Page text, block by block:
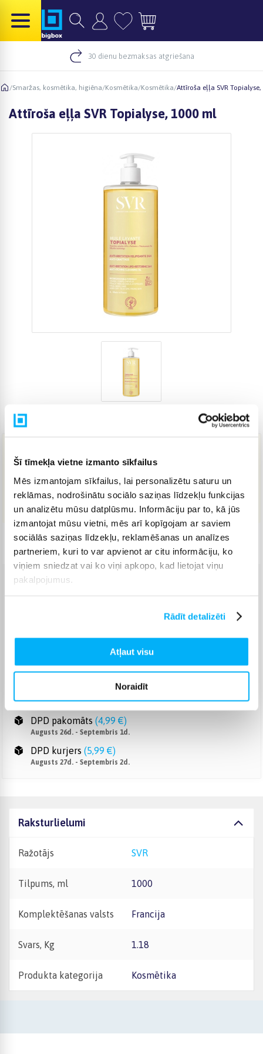
Šī tīmekļa vietne izmanto sīkfailus
Mēs izmantojam sīkfailus, lai personalizētu saturu un
reklāmas, nodrošinātu sociālo saziņas līdzekļu funkcijas
un analizētu mūsu datplūsmu. Informāciju par to, kā jūs
izmantojat mūsu vietni, mēs arī kopīgojam ar saviem
sociālās saziņas līdzekļu, reklamēšanas un analīzes
partneriem, kuri to var apvienot ar citu informāciju, ko
viņiem sniedzat vai ko viņi apkopo, kad lietojat viņu
pakalpojumus.
Rādīt detalizēti
Atļaut visu
Noraidīt
30 dienu bezmaksas atgriešana
/Smaržas, kosmētika, higiēna/Kosmētika/Kosmētika/Attīroša eļļa SVR Topialyse,
Attīroša eļļa SVR Topialyse, 1000 ml
Preces kods 3838454
18,41 €
IELIKT GROZĀ
Piegāde: 14-18 d.d.
3,99 €
Augusts 26d. - Septembris 1d.
Smartposti pakomāts (2,99 €
Augusts 26d. - Septembris 1d.
DPD pakomāts (4,99 €)
Augusts 26d. - Septembris 1d.
DPD kurjers (5,99 €)
Augusts 27d. - Septembris 2d.
Raksturlielumi
Ražotājs SVR
Tilpums, ml 1000
Komplektēšanas valsts Francija
Svars, Kg 1.18
Produkta kategorija Kosmētika